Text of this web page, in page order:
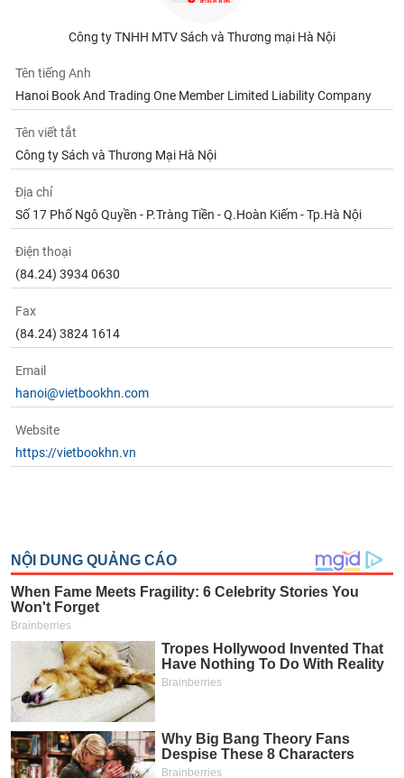
Công ty TNHH MTV Sách và Thương mại Hà Nội
Tên tiếng Anh
Hanoi Book And Trading One Member Limited Liability Company
Tên viết tắt
Công ty Sách và Thương Mại Hà Nội
Địa chỉ
Số 17 Phố Ngô Quyền - P.Tràng Tiền - Q.Hoàn Kiếm - Tp.Hà Nội
Điện thoại
(84.24) 3934 0630
Fax
(84.24) 3824 1614
Email
hanoi@vietbookhn.com
Website
https://vietbookhn.vn